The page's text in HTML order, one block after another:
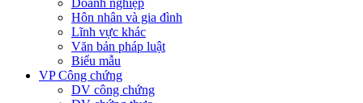
Doanh nghiệp
Hôn nhân và gia đình
Lĩnh vực khác
Văn bản pháp luật
Biểu mẫu
VP Công chứng
DV công chứng